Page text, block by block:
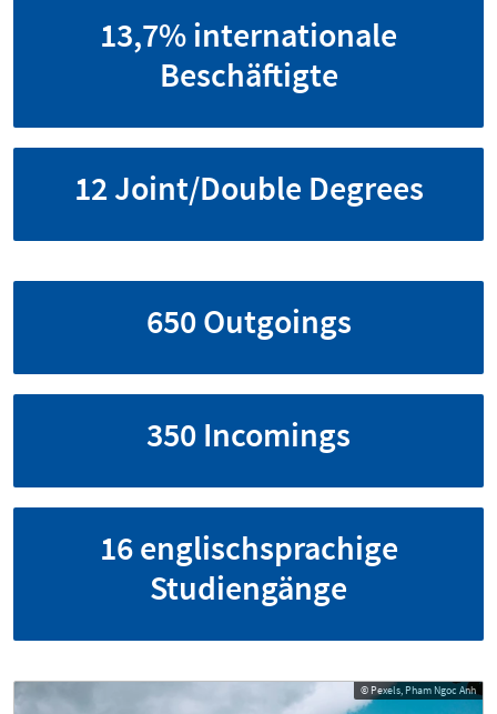
13,7% internationale
Beschäftigte
12 Joint/Double Degrees
650 Outgoings
350 Incomings
16 englischsprachige
Studiengänge
© Pexels, Pham Ngoc Anh